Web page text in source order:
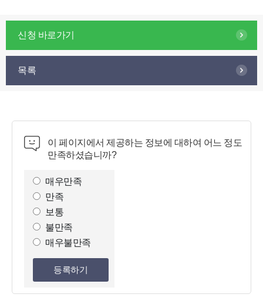
신청 바로가기
목록
이 페이지에서 제공하는 정보에 대하여 어느 정도
만족하셨습니까?
매우만족
만족
보통
불만족
매우불만족
등록하기